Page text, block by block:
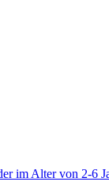
im Alter von 2-6